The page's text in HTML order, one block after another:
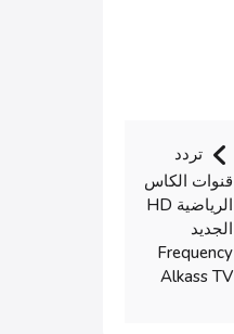
تردد
قنوات الكاس
الرياضية HD
الجديد
Frequency
Alkass TV